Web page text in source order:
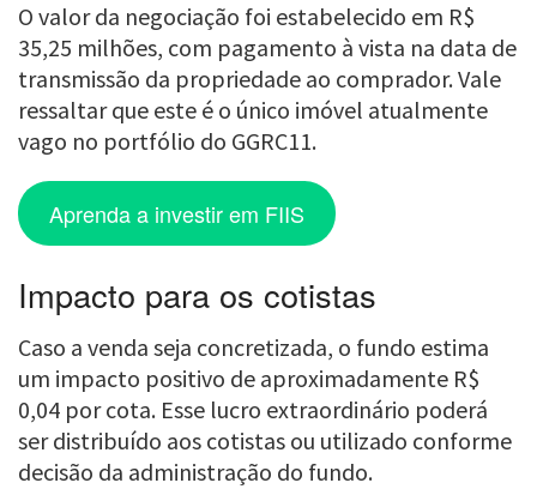
O valor da negociação foi estabelecido em R$
35,25 milhões, com pagamento à vista na data de
transmissão da propriedade ao comprador. Vale
ressaltar que este é o único imóvel atualmente
vago no portfólio do GGRC11.
Aprenda a investir em FIIS
Impacto para os cotistas
Caso a venda seja concretizada, o fundo estima
um impacto positivo de aproximadamente R$
0,04 por cota. Esse lucro extraordinário poderá
ser distribuído aos cotistas ou utilizado conforme
decisão da administração do fundo.